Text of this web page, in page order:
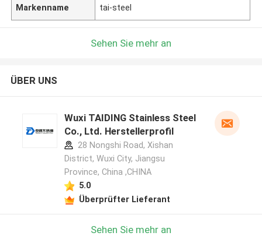
Markenname tai-steel
Sehen Sie mehr an
ÜBER UNS
Wuxi TAIDING Stainless Steel
Co., Ltd. Herstellerprofil
28 Nongshi Road, Xishan
District, Wuxi City, Jiangsu
Province, China ,CHINA
5.0
Überprüfter Lieferant
Sehen Sie mehr an